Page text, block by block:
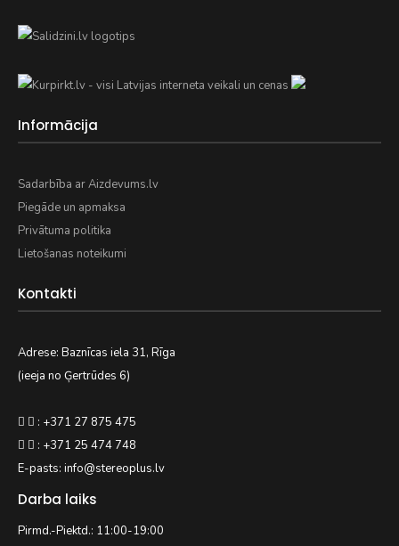
Informācija
Sadarbība ar Aizdevums.lv
Piegāde un apmaksa
Privātuma politika
Lietošanas noteikumi
Kontakti
Adrese: Baznīcas iela 31, Rīga
(ieeja no Ģertrūdes 6)
: +371 27 875 475
: +371 25 474 748
E-pasts: info@stereoplus.lv
Darba laiks
Pirmd.-Piektd.: 11:00-19:00